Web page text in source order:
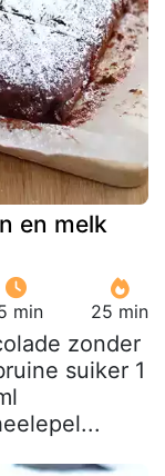
en melk
min 25 min
zonder
suiker 1